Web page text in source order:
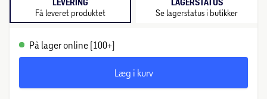
Få leveret produktet Se lagerstatus i butikker
På lager online (100+)
Læg i kurv